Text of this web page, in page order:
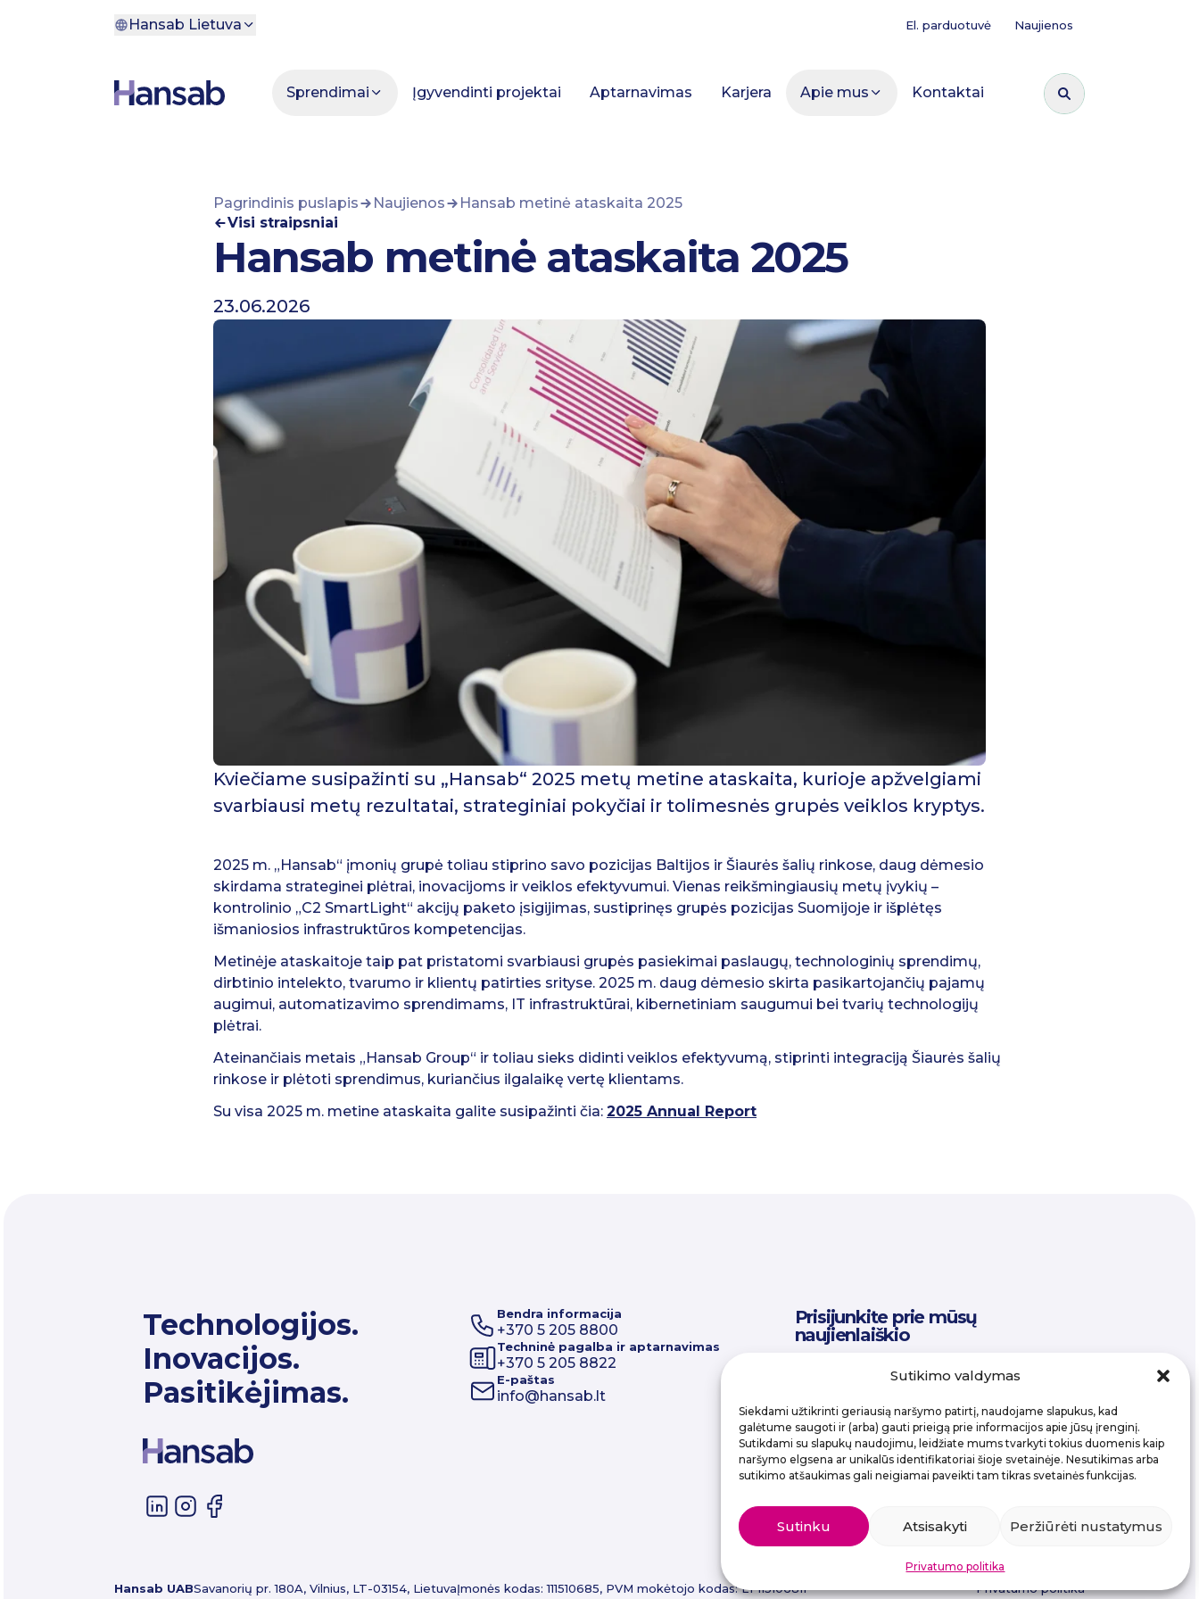
Sutikimo valdymas
Siekdami užtikrinti geriausią naršymo patirtį, naudojame slapukus, kad
galėtume saugoti ir (arba) gauti prieigą prie informacijos apie jūsų įrenginį.
Sutikdami su slapukų naudojimu, leidžiate mums tvarkyti tokius duomenis kaip
naršymo elgsena ar unikalūs identifikatoriai šioje svetainėje. Nesutikimas arba
sutikimo atšaukimas gali neigiamai paveikti tam tikras svetainės funkcijas.
Sutinku Atsisakyti Peržiūrėti nustatymus
Privatumo politika
Hansab Lietuva
El. parduotuvė Naujienos
Sprendimai Įgyvendinti projektai Aptarnavimas Karjera Apie mus Kontaktai
Ieškoti:
Pagrindinis puslapis Naujienos
Hansab metinė ataskaita 2025
Visi straipsniai
Hansab metinė ataskaita 2025
23.06.2026
Kviečiame susipažinti su „Hansab“ 2025 metų metine ataskaita, kurioje apžvelgiami
svarbiausi metų rezultatai, strateginiai pokyčiai ir tolimesnės grupės veiklos kryptys.
2025 m. „Hansab“ įmonių grupė toliau stiprino savo pozicijas Baltijos ir Šiaurės šalių rinkose, daug dėmesio
skirdama strateginei plėtrai, inovacijoms ir veiklos efektyvumui. Vienas reikšmingiausių metų įvykių –
kontrolinio „C2 SmartLight“ akcijų paketo įsigijimas, sustiprinęs grupės pozicijas Suomijoje ir išplėtęs
išmaniosios infrastruktūros kompetencijas.
Metinėje ataskaitoje taip pat pristatomi svarbiausi grupės pasiekimai paslaugų, technologinių sprendimų,
dirbtinio intelekto, tvarumo ir klientų patirties srityse. 2025 m. daug dėmesio skirta pasikartojančių pajamų
augimui, automatizavimo sprendimams, IT infrastruktūrai, kibernetiniam saugumui bei tvarių technologijų
plėtrai.
Ateinančiais metais „Hansab Group“ ir toliau sieks didinti veiklos efektyvumą, stiprinti integraciją Šiaurės šalių
rinkose ir plėtoti sprendimus, kuriančius ilgalaikę vertę klientams.
Su visa 2025 m. metine ataskaita galite susipažinti čia: 2025 Annual Report
Technologijos.
Inovacijos.
Pasitikėjimas.
Bendra informacija
+370 5 205 8800
Techninė pagalba ir aptarnavimas
+370 5 205 8822
E-paštas
info@hansab.lt
Prisijunkite prie mūsų
naujienlaiškio
Hansab UABSavanorių pr. 180A, Vilnius, LT-03154, LietuvaĮmonės kodas: 111510685, PVM mokėtojo kodas: LT115106811 Privatumo politika